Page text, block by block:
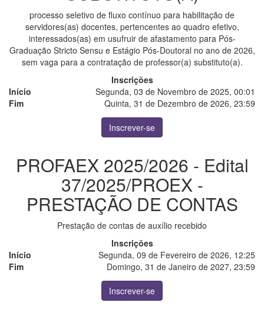
processo seletivo de fluxo contínuo para habilitação de
servidores(as) docentes, pertencentes ao quadro efetivo,
interessados(as) em usufruir de afastamento para Pós-
Graduação Stricto Sensu e Estágio Pós-Doutoral no ano de 2026,
sem vaga para a contratação de professor(a) substituto(a).
Inscrições
Início
Segunda, 03 de Novembro de 2025, 00:01
Fim
Quinta, 31 de Dezembro de 2026, 23:59
Inscrever-se
PROFAEX 2025/2026 - Edital
37/2025/PROEX -
PRESTAÇÃO DE CONTAS
Prestação de contas de auxílio recebido
Inscrições
Início
Segunda, 09 de Fevereiro de 2026, 12:25
Fim
Domingo, 31 de Janeiro de 2027, 23:59
Inscrever-se